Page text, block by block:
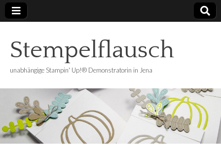
Stempelflausch
unabhängige Stampin' Up!® Demonstratorin in Jena